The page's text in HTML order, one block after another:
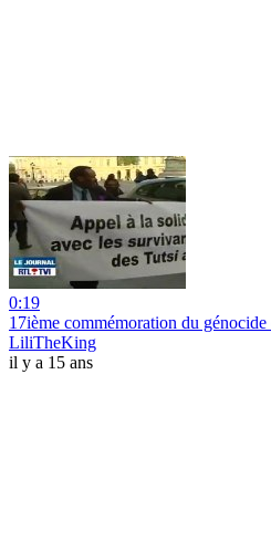
0:19
17ième commémoration du
LiliTheKing
il y a 15 ans